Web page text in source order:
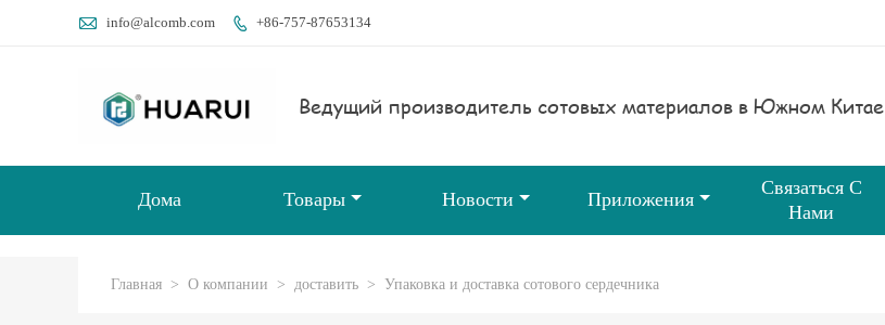
 info@alcomb.com  +86-757-87653134
Ведущий производитель сотовых материалов в Южном Китае
Дома Товары Новости Приложения
Связаться С
Нами
Главная > О компании > доставить > Упаковка и доставка сотового сердечника